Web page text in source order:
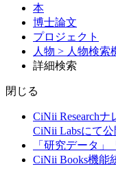
本
博士論文
プロジェクト
人物 > 人物検索
詳細検索
閉じる
CiNii Research
CiNii Labsにて
「研究データ
CiNii Books機能